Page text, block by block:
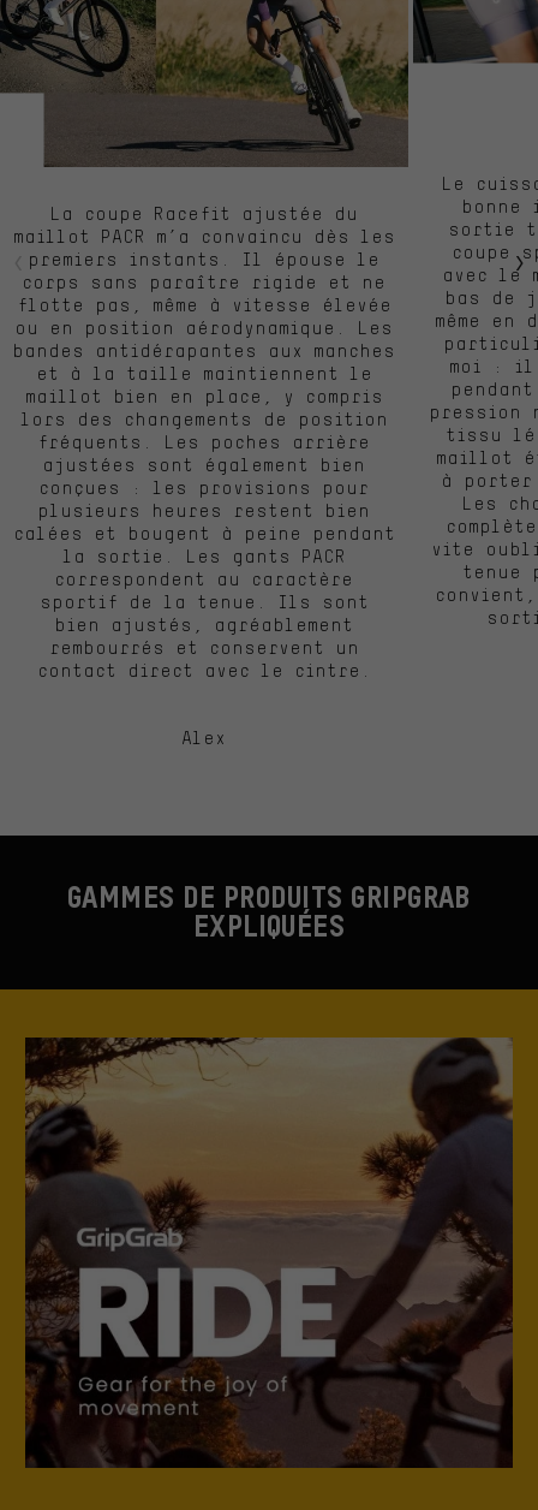
La coupe Racefit ajustée du
maillot PACR m’a convaincu dès les
premiers instants. Il épouse le
corps sans paraître rigide et ne
flotte pas, même à vitesse élevée
ou en position aérodynamique. Les
bandes antidérapantes aux manches
et à la taille maintiennent le
maillot bien en place, y compris
lors des changements de position
fréquents. Les poches arrière
ajustées sont également bien
conçues : les provisions pour
plusieurs heures restent bien
calées et bougent à peine pendant
la sortie. Les gants PACR
correspondent au caractère
sportif de la tenue. Ils sont
bien ajustés, agréablement
rembourrés et conservent un
contact direct avec le cintre.
Alex
Le
bonne
sortie
coupe
avec le
bas de
même
moi : il
pression
tissu
maillot
à porter
Les
vite
tenue
GAMMES DE PRODUITS GRIPGRAB
EXPLIQUÉES